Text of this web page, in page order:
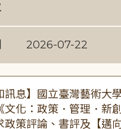
2026-07-22
訊息】國立臺灣藝術大
文化：政策．管理．新
政策評論、書評及【邁